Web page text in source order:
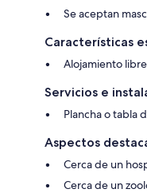
Se aceptan
Características
Alojamiento
Servicios e
Plancha o tabla
Aspectos
Cerca de un
Cerca de un